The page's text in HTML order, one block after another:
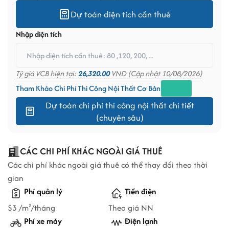
Dự toán diện tích cần thuê
Nhập diện tích
Tỷ giá VCB hiện tại:26,320.00VND (Cập nhật 10/08/2026)
Tham Khảo Chi Phí Thi Công Nội Thất Cơ Bản
Dự toán chi phí thi công nội thất chi tiết
(chuyên sâu)
CÁC CHI PHÍ KHÁC NGOÀI GIÁ THUÊ
Các chi phí khác ngoài giá thuê có thể thay đổi theo thời
gian
Phí quản lý
$3 /m2/tháng
Tiền điện
Theo giá NN
Phí xe máy
Điện lạnh